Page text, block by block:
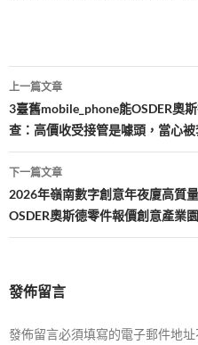
文
章
導
覽
上一篇文章
3臺舊mobile_phone能OSDER奧
查：高價收受接管是噱頭，當心
下一篇文章
2026年嶺南數字創意年夜廈高質
OSDER奧斯德零件報價創意產業
發佈留言
發佈留言必須填寫的電子郵件地址